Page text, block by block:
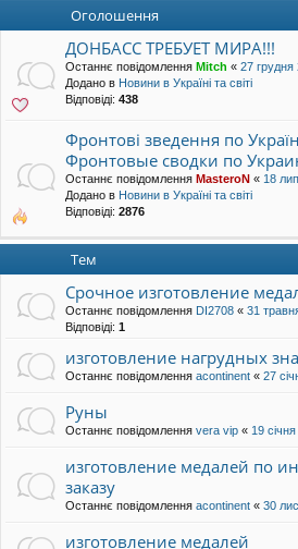
Оголошення
ДОНБАСС ТРЕБУЕТ МИРА!!!
Останнє повідомлення Mitch « 27 грудня
Додано в Новини в Україні та світі
Відповіді: 438
Фронтові зведення по
Фронтовые сводки по
Останнє повідомлення MasteroN « 18
Додано в Новини в Україні та світі
Відповіді: 2876
Тем
Срочное изготовление
Останнє повідомлення DI2708 « 31
Відповіді: 1
изготовление нагрудных
Останнє повідомлення acontinent « 27
Руны
Останнє повідомлення vera vip « 19
изготовление медалей по
заказу
Останнє повідомлення acontinent « 30
изготовление медалей